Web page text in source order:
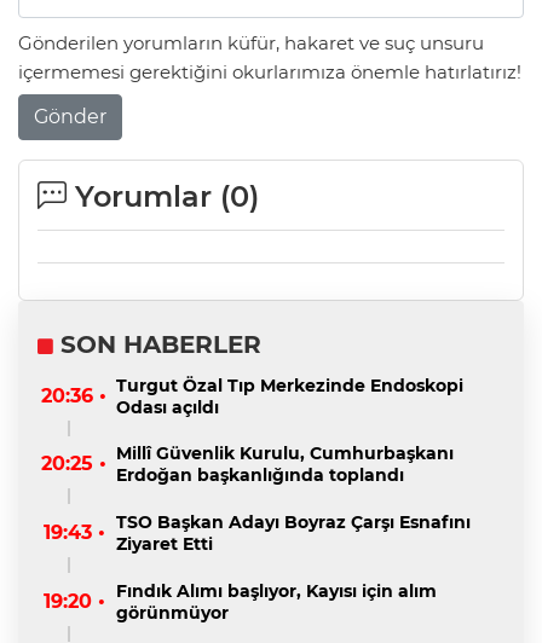
Gönderilen yorumların küfür, hakaret ve suç unsuru
içermemesi gerektiğini okurlarımıza önemle hatırlatırız!
Gönder
Yorumlar (0)
SON HABERLER
20:36 • Turgut Özal Tıp Merkezinde Endoskopi
Odası açıldı
20:25 • Millî Güvenlik Kurulu, Cumhurbaşkanı
Erdoğan başkanlığında toplandı
19:43 • TSO Başkan Adayı Boyraz Çarşı Esnafını
Ziyaret Etti
19:20 •
Fındık Alımı başlıyor, Kayısı için alım
görünmüyor